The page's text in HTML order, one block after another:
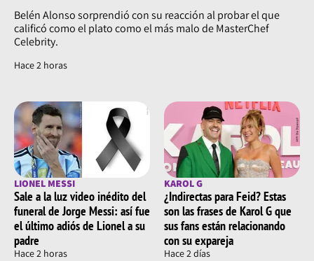
Belén Alonso sorprendió con su reacción al probar el que
calificó como el plato como el más malo de MasterChef
Celebrity.
Hace 2 horas
LIONEL MESSI
Sale a la luz video inédito del
funeral de Jorge Messi: así fue
el último adiós de Lionel a su
padre
Hace 2 horas
KAROL G
¿Indirectas para Feid? Estas
son las frases de Karol G que
sus fans están relacionando
con su expareja
Hace 2 días